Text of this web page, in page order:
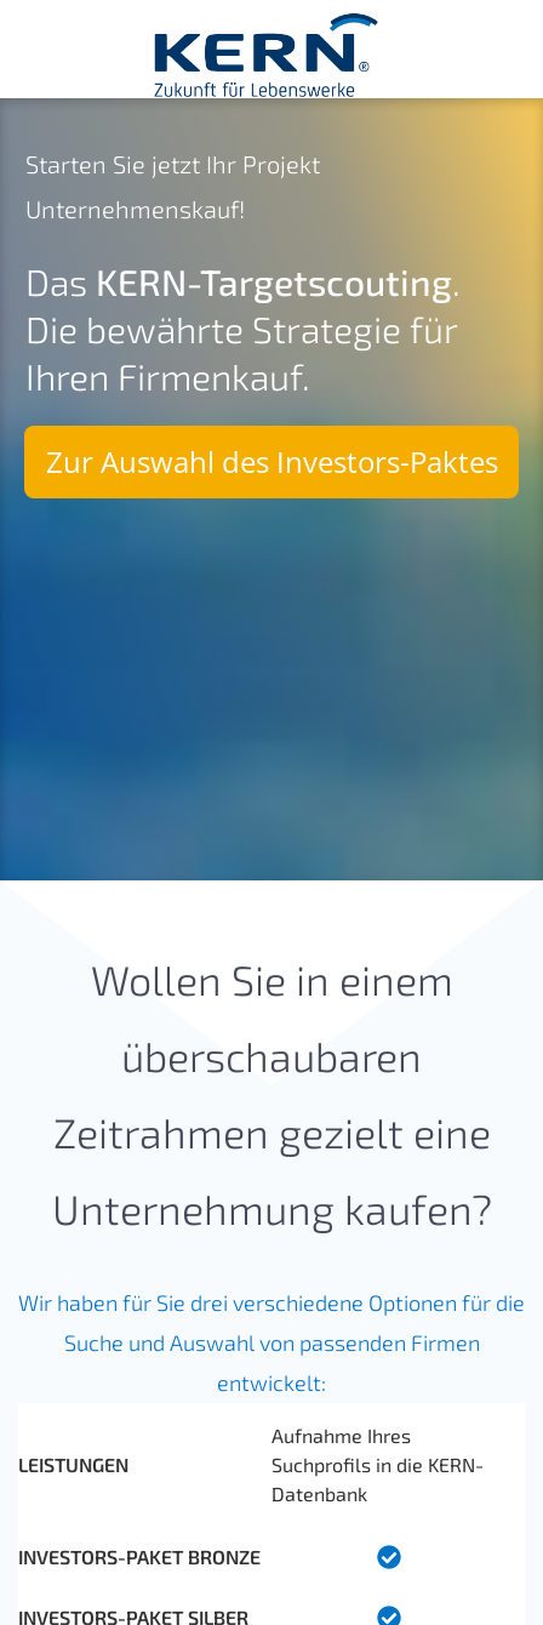
Starten Sie jetzt Ihr Projekt
Unternehmenskauf!
Das KERN-Targetscouting.
Die bewährte Strategie für
Ihren Firmenkauf.
Zur Auswahl des Investors-Paktes
Wollen Sie in einem
überschaubaren
Zeitrahmen gezielt eine
Unternehmung kaufen?
Wir haben für Sie drei verschiedene Optionen für die
Suche und Auswahl von passenden Firmen
entwickelt:
Aufnahme Ihres
Suchprofils in die KERN-
Datenbank